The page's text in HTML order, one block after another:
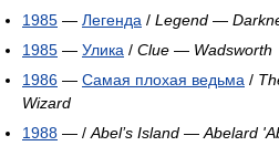
1985 — Легенда / Legend —
1985 — Улика / Clue — Wadsworth
1986 — Самая плохая ведьма /
Wizard
1988 — / Abel’s Island — Abelard